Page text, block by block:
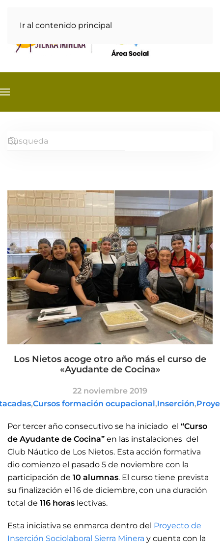
Ir al contenido principal
Los Nietos acoge otro año más el curso de
«Ayudante de Cocina»
22 noviembre 2019
,Cursos formación ocupacional,Inserción,
Por tercer año consecutivo se ha iniciado el “Curso
de Ayudante de Cocina” en las instalaciones del
Club Náutico de Los Nietos. Esta acción formativa
dio comienzo el pasado 5 de noviembre con la
participación de 10 alumnas. El curso tiene prevista
su finalización el 16 de diciembre, con una duración
total de 116 horas lectivas.
Esta iniciativa se enmarca dentro del Proyecto de
Inserción Sociolaboral Sierra Minera y cuenta con la